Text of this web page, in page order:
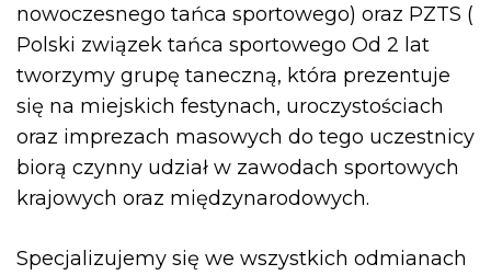
nowoczesnego tańca sportowego) oraz PZTS (
Polski związek tańca sportowego Od 2 lat
tworzymy grupę taneczną, która prezentuje
się na miejskich festynach, uroczystościach
oraz imprezach masowych do tego uczestnicy
biorą czynny udział w zawodach sportowych
krajowych oraz międzynarodowych.
Specjalizujemy się we wszystkich odmianach